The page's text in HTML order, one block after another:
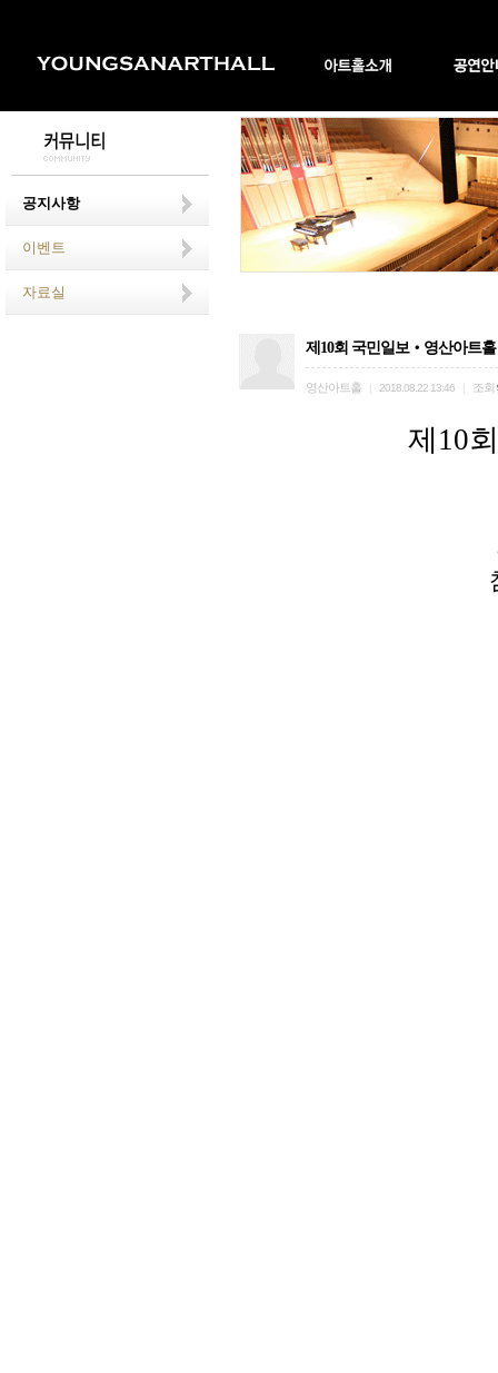
공지사항
이벤트
자료실
제10회 국민일보‧영산아트
영산아트홀 2018.08.22 13:46 조회
제 10